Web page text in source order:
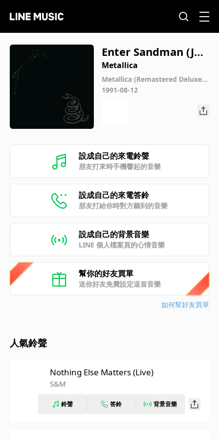
Enter Sandman (Jul
y 12th, 1990, Demo)
Metallica
Metallica (Remastered Deluxe B
ox Set)
1991-08-12
設成自己的來電鈴聲
朋友打來時手機響起的音樂
設成自己的來電答鈴
朋友打給你時對方聽到的音樂
設成自己的背景音樂
LINE 個人檔案頁的心情音樂
幫你的好友買單
送你好友免費設定這首音樂
如何幫好友買單
人氣鈴聲
Nothing Else Matters (Live)
S&M
鈴聲 答鈴 背景音樂